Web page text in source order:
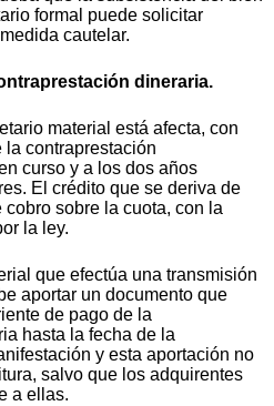
formal puede solicitar
cautelar.
dineraria.
material está afecta, con
la contraprestación
curso y a los dos años
El crédito que se deriva de
sobre la cuota, con la
la ley.
que efectúa una transmisión
aportar un documento que
de pago de la
hasta la fecha de la
y esta aportación no
salvo que los adquirentes
a ellas.